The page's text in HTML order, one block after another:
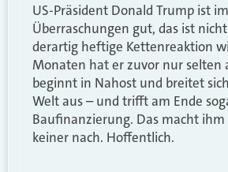
US-Präsident Donald Trump ist
Überraschungen gut, das ist
derartig heftige Kettenreaktion
Monaten hat er zuvor nur selten
beginnt in Nahost und breitet
Welt aus – und trifft am Ende
Baufinanzierung. Das macht ihm
keiner nach. Hoffentlich.